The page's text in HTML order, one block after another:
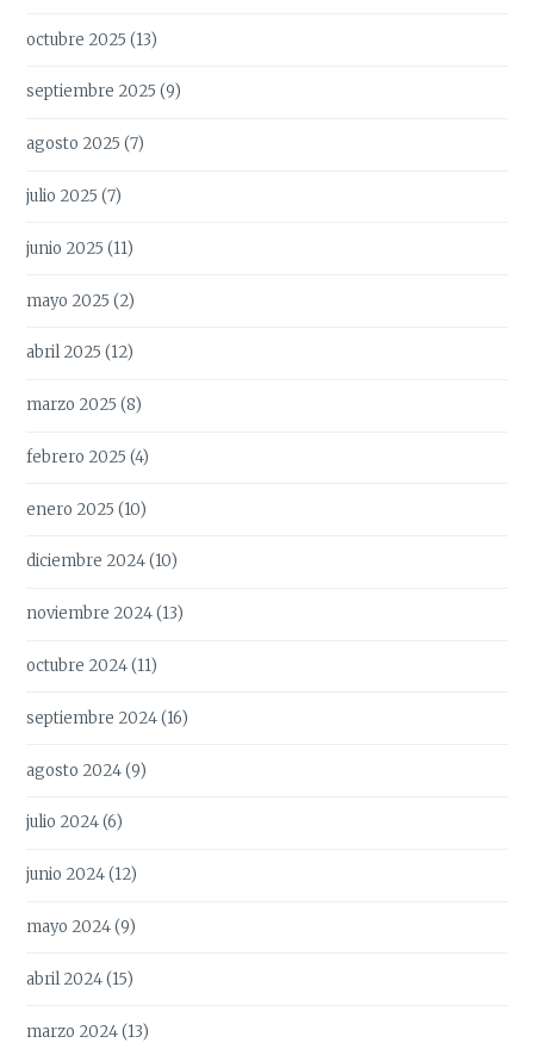
octubre 2025 (13)
septiembre 2025 (9)
agosto 2025 (7)
julio 2025 (7)
junio 2025 (11)
mayo 2025 (2)
abril 2025 (12)
marzo 2025 (8)
febrero 2025 (4)
enero 2025 (10)
diciembre 2024(10)
noviembre 2024(13)
octubre 2024(11)
septiembre 2024(16)
agosto 2024(9)
julio 2024(6)
junio 2024(12)
mayo 2024(9)
abril 2024(15)
marzo 2024(13)